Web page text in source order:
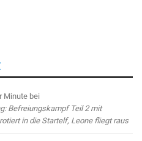
Minute bei
Befreiungskampf Teil 2 mit
in die Startelf, Leone fliegt raus